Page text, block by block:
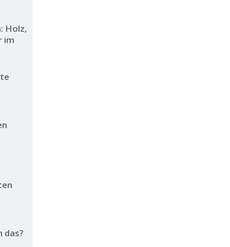
Holz,
im
das?